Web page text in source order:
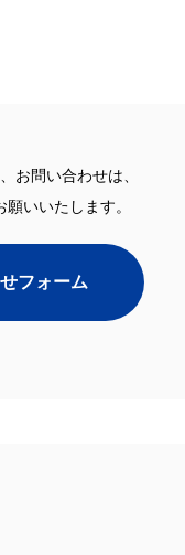
お問い合わせは、
いいたします。
フォーム